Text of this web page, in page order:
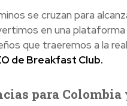
se cruzan para
en una
que traeremos a la
de Breakfast Club.
para